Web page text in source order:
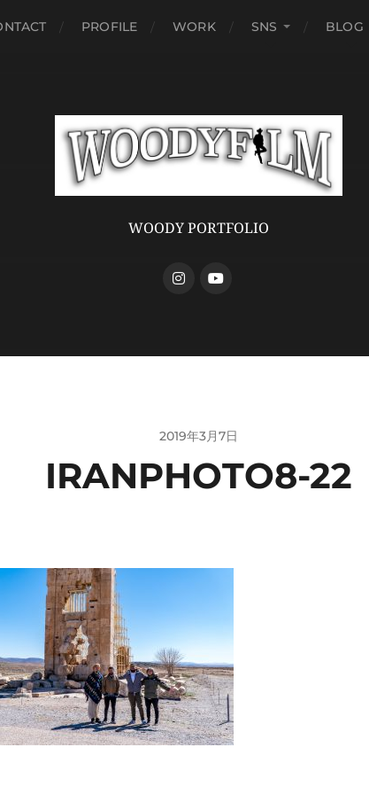
PROFILE WORK SNS BLOG
WOODY PORTFOLIO
2019年3月7日
IRANPHOTO8-22